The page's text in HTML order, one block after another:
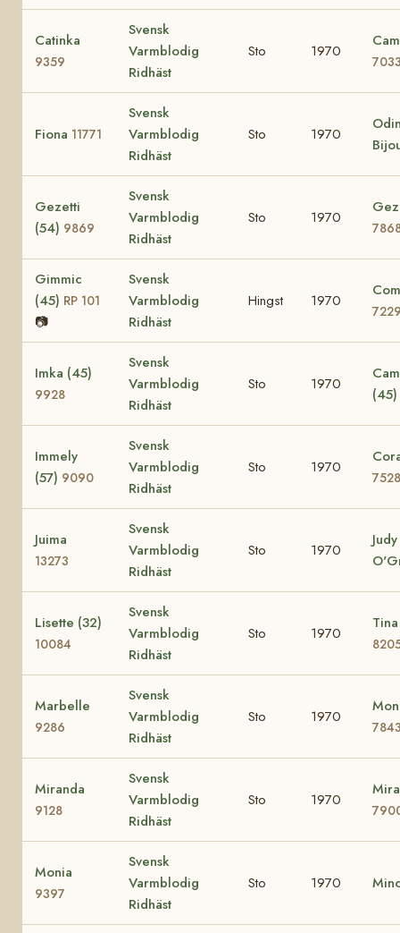
Catinka
9359
Svensk
Varmblodig
Ridhäst
Sto 1970
Fiona 11771
Svensk
Varmblodig
Ridhäst
Sto 1970
Gezetti
(54) 9869
Svensk
Varmblodig
Ridhäst
Sto 1970
Gimmic
(45) RP 101
📷
Svensk
Varmblodig
Ridhäst
Hingst 1970
Imka (45)
9928
Svensk
Varmblodig
Ridhäst
Sto 1970
(45)
Immely
(57) 9090
Svensk
Varmblodig
Ridhäst
Sto 1970
7528
Juima
13273
Svensk
Varmblodig
Ridhäst
Sto 1970
Judy
Lisette (32)
10084
Svensk
Varmblodig
Ridhäst
Sto 1970
Marbelle
9286
Svensk
Varmblodig
Ridhäst
Sto 1970
Miranda
9128
Svensk
Varmblodig
Ridhäst
Sto 1970
Monia
9397
Svensk
Varmblodig
Ridhäst
Sto 1970